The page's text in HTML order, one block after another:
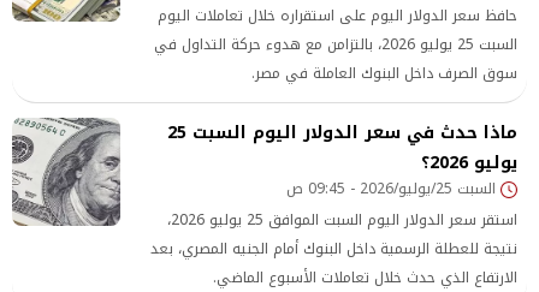
حافظ سعر الدولار اليوم على استقراره خلال تعاملات اليوم
السبت 25 يوليو 2026، بالتزامن مع هدوء حركة التداول في
سوق الصرف داخل البنوك العاملة في مصر.
ماذا حدث في سعر الدولار اليوم السبت 25
يوليو 2026؟
السبت 25/يوليو/2026 - 09:45 ص
استقر سعر الدولار اليوم السبت الموافق 25 يوليو 2026،
نتيجة للعطلة الرسمية داخل البنوك أمام الجنيه المصري، بعد
الارتفاع الذي حدث خلال تعاملات الأسبوع الماضي.